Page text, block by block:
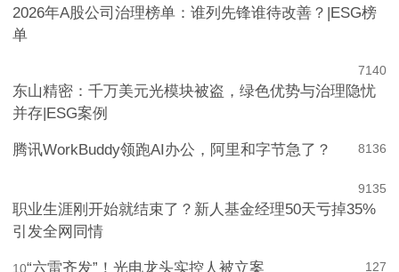
2026年A股公司治理榜单：谁列先锋谁待改善？|ESG榜
单
140
7
东山精密：千万美元光模块被盗，绿色优势与治理隐忧
并存|ESG案例
136
8
腾讯WorkBuddy领跑AI办公，阿里和字节急了？
135
9
职业生涯刚开始就结束了？新人基金经理50天亏掉35%
引发全网同情
127
10“六雷齐发”！光电龙头实控人被立案